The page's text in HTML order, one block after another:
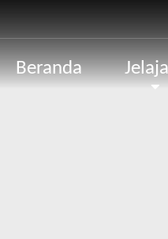
Beranda